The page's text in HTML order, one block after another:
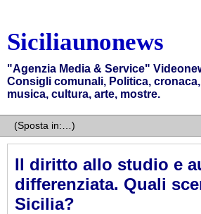
Siciliaunonews
"Agenzia Media & Service"
Consigli comunali, Politica,
musica, cultura, arte, mostre.
Il diritto allo studio e
differenziata. Quali
Sicilia?